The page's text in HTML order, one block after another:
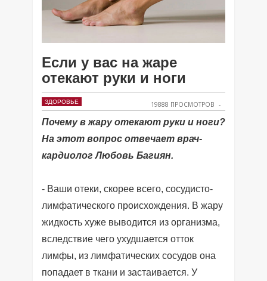
Если у вас на жаре
отекают руки и ноги
ЗДОРОВЬЕ 19888 ПРОСМОТРОВ
Почему в жару отекают руки и ноги?
На этот вопрос отвечает врач-
кардиолог Любовь Багиян.
- Ваши отеки, скорее всего, сосудисто-
лимфатического происхождения. В жару
жидкость хуже выводится из организма,
вследствие чего ухудшается отток
лимфы, из лимфатических сосудов она
попадает в ткани и застаивается. У